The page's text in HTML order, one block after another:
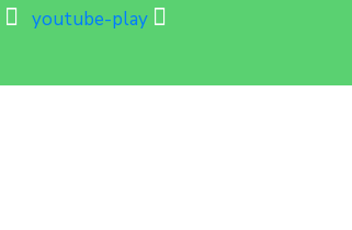
youtube-play